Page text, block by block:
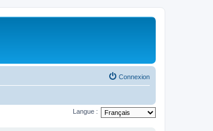
Connexion
Langue :